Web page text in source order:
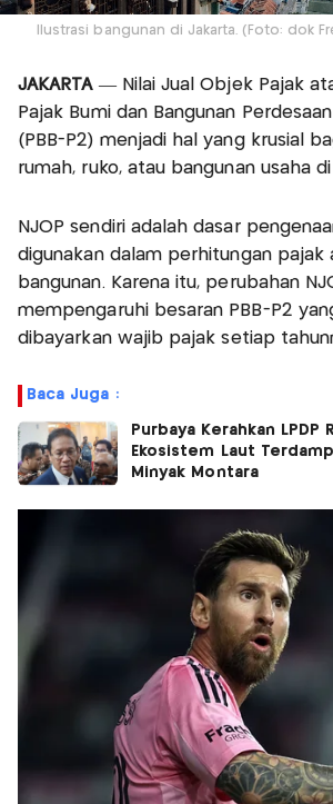
Ilustrasi bangunan di Jakarta. (Foto: dok
JAKARTA— Nilai Jual Objek Pajak
Pajak Bumi dan Bangunan
(PBB-P2) menjadi hal yang krusial
rumah, ruko, atau bangunan usaha
NJOP sendiri adalah dasar
digunakan dalam perhitungan pajak
bangunan. Karena itu, perubahan
mempengaruhi besaran PBB-P2
dibayarkan wajib pajak setiap
Baca Juga :
Purbaya Kerahkan LPDP
Ekosistem Laut
Minyak Montara